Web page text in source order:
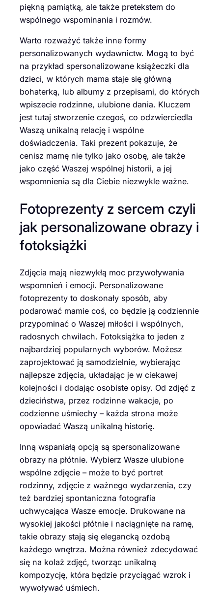
piękną pamiątką, ale także pretekstem do
wspólnego wspominania i rozmów.
Warto rozważyć także inne formy
personalizowanych wydawnictw. Mogą to być
na przykład spersonalizowane książeczki dla
dzieci, w których mama staje się główną
bohaterką, lub albumy z przepisami, do których
wpiszecie rodzinne, ulubione dania. Kluczem
jest tutaj stworzenie czegoś, co odzwierciedla
Waszą unikalną relację i wspólne
doświadczenia. Taki prezent pokazuje, że
cenisz mamę nie tylko jako osobę, ale także
jako część Waszej wspólnej historii, a jej
wspomnienia są dla Ciebie niezwykle ważne.
Fotoprezenty z sercem czyli
jak personalizowane obrazy i
fotoksiążki
Zdjęcia mają niezwykłą moc przywoływania
wspomnień i emocji. Personalizowane
fotoprezenty to doskonały sposób, aby
podarować mamie coś, co będzie ją codziennie
przypominać o Waszej miłości i wspólnych,
radosnych chwilach. Fotoksiążka to jeden z
najbardziej popularnych wyborów. Możesz
zaprojektować ją samodzielnie, wybierając
najlepsze zdjęcia, układając je w ciekawej
kolejności i dodając osobiste opisy. Od zdjęć z
dzieciństwa, przez rodzinne wakacje, po
codzienne uśmiechy – każda strona może
opowiadać Waszą unikalną historię.
Inną wspaniałą opcją są spersonalizowane
obrazy na płótnie. Wybierz Wasze ulubione
wspólne zdjęcie – może to być portret
rodzinny, zdjęcie z ważnego wydarzenia, czy
też bardziej spontaniczna fotografia
uchwycająca Wasze emocje. Drukowane na
wysokiej jakości płótnie i naciągnięte na ramę,
takie obrazy stają się elegancką ozdobą
każdego wnętrza. Można również zdecydować
się na kolaż zdjęć, tworząc unikalną
kompozycję, która będzie przyciągać wzrok i
wywoływać uśmiech.